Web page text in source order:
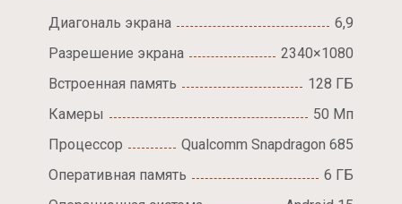
Диагональ экрана
6,9
Разрешение экрана
2340×1080
Встроенная память
128 ГБ
Камеры
50 Мп
Процессор
Qualcomm Snapdragon 685
Оперативная память
6 ГБ